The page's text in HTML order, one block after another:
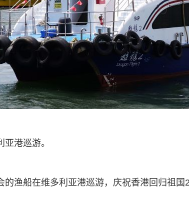
港巡游。
渔船在维多利亚港巡游，庆祝香港回归祖国